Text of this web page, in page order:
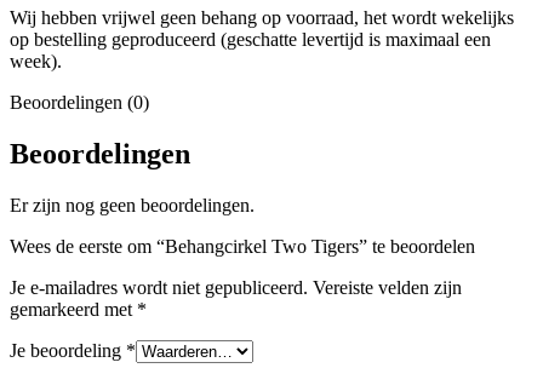
Wij hebben vrijwel geen behang op voorraad, het wordt wekelijks
op bestelling geproduceerd (geschatte levertijd is maximaal een
week).
Beoordelingen (0)
Beoordelingen
Er zijn nog geen beoordelingen.
Wees de eerste om “Behangcirkel Two Tigers” te beoordelen
Je e-mailadres wordt niet gepubliceerd. Vereiste velden zijn
gemarkeerd met *
Je beoordeling *